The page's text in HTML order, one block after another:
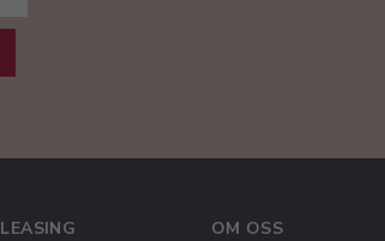
LEASING
OM OSS